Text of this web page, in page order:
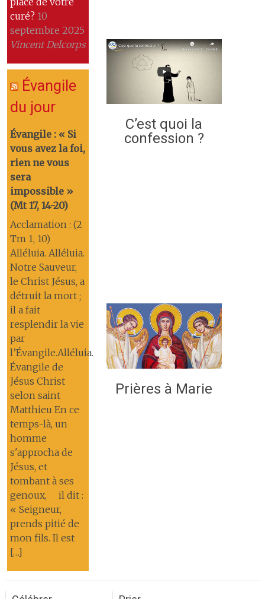
curé? 10
septembre 2025
Vincent Delcorps
Évangile
du jour
Évangile : « Si
vous avez la foi,
rien ne vous
sera
impossible »
(Mt 17, 14-20)
Acclamation : (2
Tm 1, 10)
Alléluia. Alléluia.
Notre Sauveur,
le Christ Jésus, a
détruit la mort ;
il a fait
resplendir la vie
par
l’Évangile.Alléluia.
Évangile de
Jésus Christ
selon saint
Matthieu En ce
temps-là, un
homme
s'approcha de
Jésus, et
tombant à ses
genoux, il dit :
« Seigneur,
prends pitié de
mon fils. Il est
[…]
C’est quoi la
confession ?
Prières à Marie